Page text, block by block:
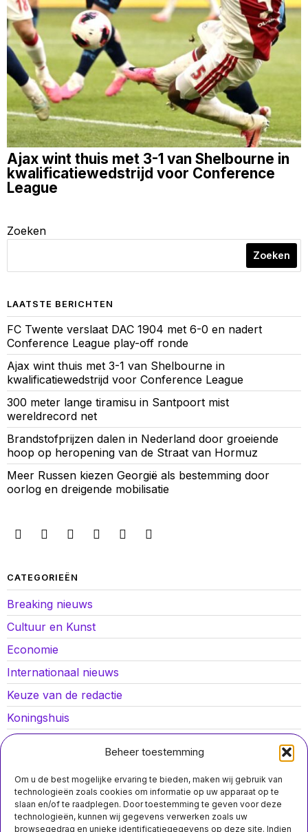
Beheer toestemming
Om u de best mogelijke ervaring te bieden, maken wij gebruik van
technologieën zoals cookies om informatie op uw apparaat op te
slaan en/of te raadplegen. Door toestemming te geven voor deze
technologieën, kunnen wij gegevens verwerken zoals uw
browsegedrag en unieke identificatiegegevens op deze site. Indien
Ajax wint thuis met 3-1 van Shelbourne in
kwalificatiewedstrijd voor Conference
League
Zoeken
Zoeken
LAATSTE BERICHTEN
FC Twente verslaat DAC 1904 met 6-0 en nadert
Conference League play-off ronde
Ajax wint thuis met 3-1 van Shelbourne in
kwalificatiewedstrijd voor Conference League
300 meter lange tiramisu in Santpoort mist
wereldrecord net
Brandstofprijzen dalen in Nederland door groeiende
hoop op heropening van de Straat van Hormuz
Meer Russen kiezen Georgië als bestemming door
oorlog en dreigende mobilisatie
CATEGORIEËN
Breaking nieuws
Cultuur en Kunst
Economie
Internationaal nieuws
Keuze van de redactie
Koningshuis
Lokaal nieuws
Opinies
Politiek